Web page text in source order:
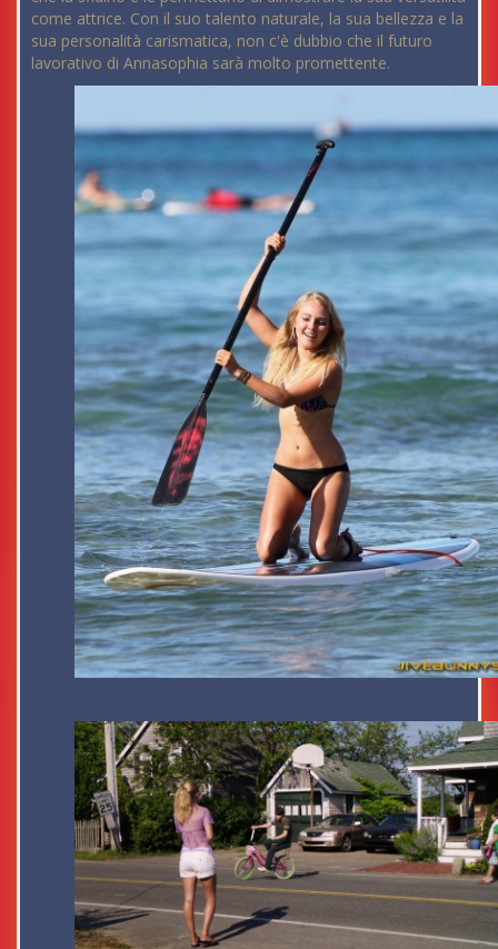
come attrice. Con il suo talento naturale, la sua bellezza e la
sua personalità carismatica, non c'è dubbio che il futuro
lavorativo di Annasophia sarà molto promettente.